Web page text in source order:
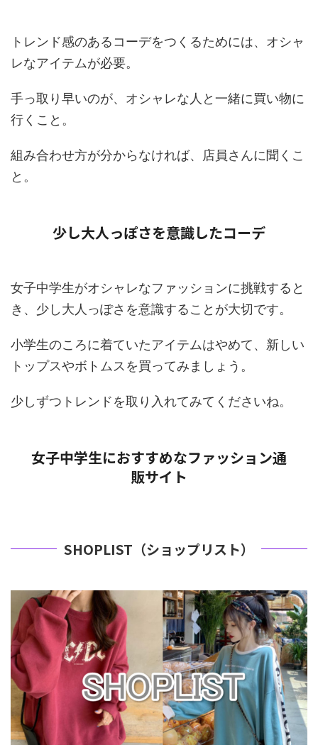
トレンド感のあるコーデをつくるためには、オシャ
レなアイテムが必要。
手っ取り早いのが、 オシャレな人と一緒に買い物に
行くこと。
組み合わせ方が分からなければ、店員さんに聞くこ
と。
少し大人っぽさを意識したコーデ
女子中学生がオシャレなファッションに挑戦すると
き、少し大人っぽさを意識することが大切です。
小学生のころに着ていたアイテムはやめて、新しい
トップスやボトムスを買ってみましょう。
少しずつトレンドを取り入れてみてくださいね。
女子中学生におすすめなファッション通
販サイト
SHOPLIST（ショップリスト）